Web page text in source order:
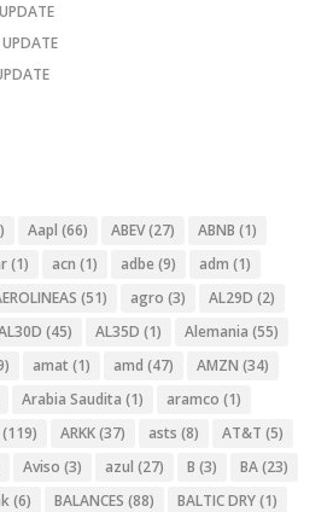
Aapl (66) ABEV(27) ABNB (1)
(1) acn (1) adbe (9) adm (1)
(51) agro (3) AL29D (2)
(45) AL35D (1) Alemania (55)
amat (1) amd (47) AMZN (34)
Arabia Saudita (1) aramco (1)
(119) ARKK(37) asts (8) AT&T (5)
Aviso (3) azul (27) B (3) BA(23)
(6) BALANCES (88) BALTIC DRY(1)